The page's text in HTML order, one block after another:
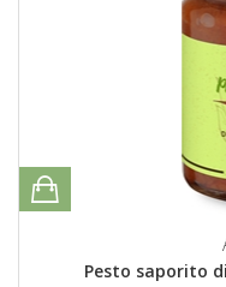
Pesto saporito